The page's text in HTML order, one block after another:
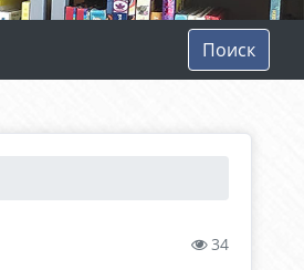
Поиск
34